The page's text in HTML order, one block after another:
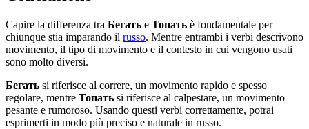
Capire la differenza tra Бегать e Топать è fondamentale per
chiunque stia imparando il russo. Mentre entrambi i verbi descrivono
movimento, il tipo di movimento e il contesto in cui vengono usati
sono molto diversi.
Бегать si riferisce al correre, un movimento rapido e spesso
regolare, mentre Топать si riferisce al calpestare, un movimento
pesante e rumoroso. Usando questi verbi correttamente, potrai
esprimerti in modo più preciso e naturale in russo.